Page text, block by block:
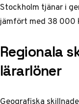
Stockholm tjänar i
jämfört med 38 000
Regionala
lärarlöner
Geografiska